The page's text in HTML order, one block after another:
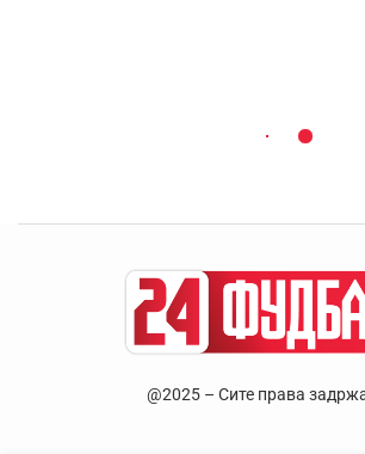
@2025 – Сите права